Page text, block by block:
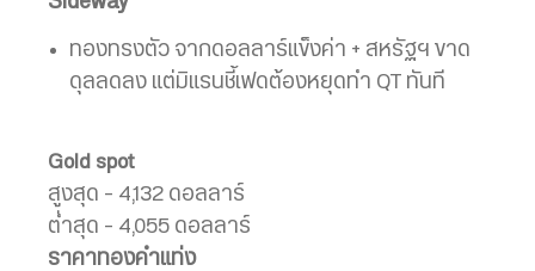
ทองทรงตัว จากดอลลาร์แข็งค่า + สหรัฐฯ ขาด
ดุลลดลง แต่มิแรนชี้เฟดต้องหยุดทำ QT ทันที
Gold spot
สูงสุด – 4,132 ดอลลาร์
ต่ำสุด – 4,055 ดอลลาร์
ราคาทองคำแท่ง